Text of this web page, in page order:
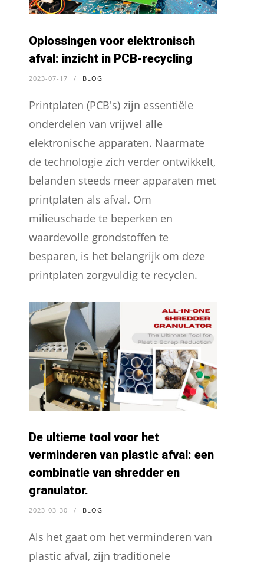
Oplossingen voor elektronisch
afval: inzicht in PCB-recycling
2023-07-17 / BLOG
Printplaten (PCB's) zijn essentiële
onderdelen van vrijwel alle
elektronische apparaten. Naarmate
de technologie zich verder ontwikkelt,
belanden steeds meer apparaten met
printplaten als afval. Om
milieuschade te beperken en
waardevolle grondstoffen te
besparen, is het belangrijk om deze
printplaten zorgvuldig te recyclen.
De ultieme tool voor het
verminderen van plastic afval: een
combinatie van shredder en
granulator.
2023-03-30 / BLOG
Als het gaat om het verminderen van
plastic afval, zijn traditionele